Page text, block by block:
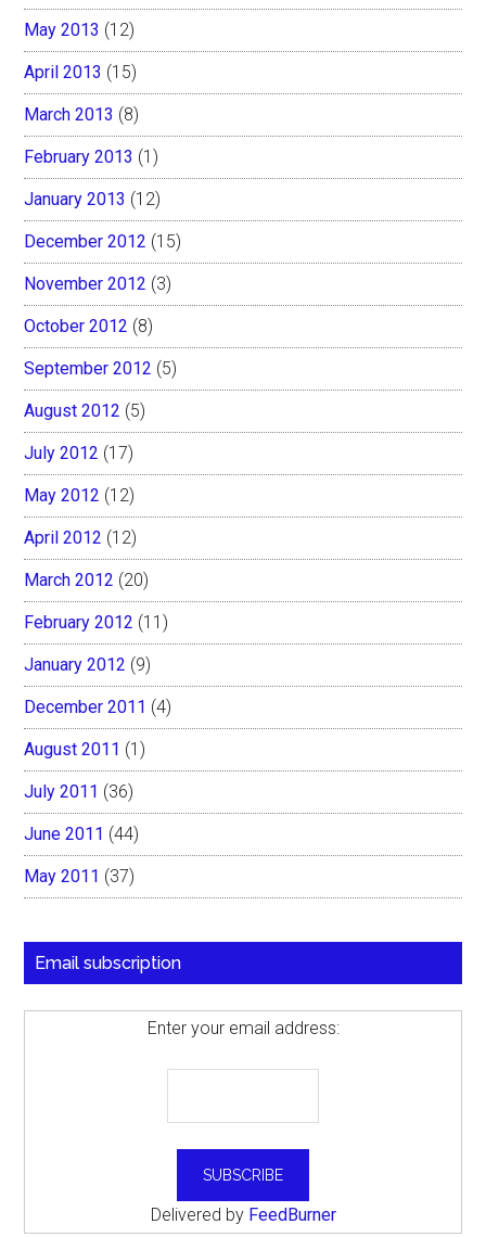
May 2013 (12)
April 2013 (15)
March 2013 (8)
February 2013 (1)
January 2013 (12)
December 2012 (15)
November 2012 (3)
October 2012 (8)
September 2012 (5)
August 2012 (5)
July 2012 (17)
May 2012 (12)
April 2012 (12)
March 2012 (20)
February 2012 (11)
January 2012 (9)
December 2011 (4)
August 2011 (1)
July 2011 (36)
June 2011 (44)
May 2011 (37)
Email subscription
Enter your email address:
Delivered by FeedBurner